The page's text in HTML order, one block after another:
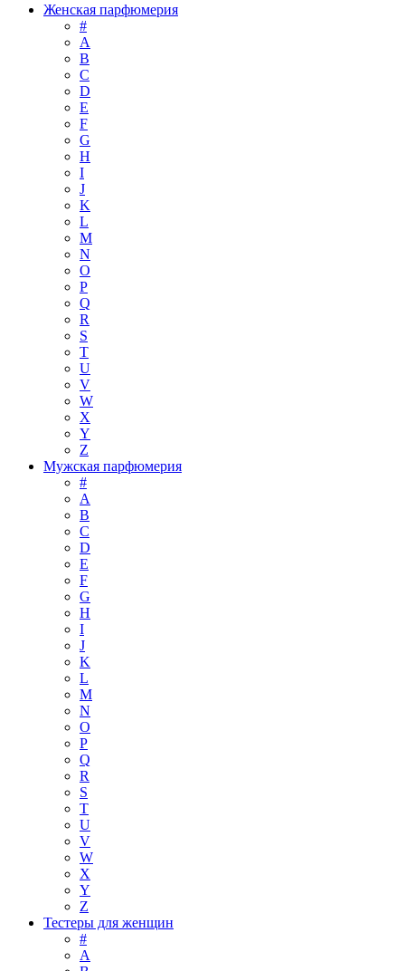
Женская парфюмерия
#
А
B
C
D
E
F
G
H
I
J
K
L
M
N
O
P
Q
R
S
T
U
V
W
X
Y
Z
Мужская парфюмерия
#
A
B
C
D
E
F
G
H
I
J
K
L
M
N
O
P
Q
R
S
T
U
V
W
X
Y
Z
Тестеры для женщин
#
A